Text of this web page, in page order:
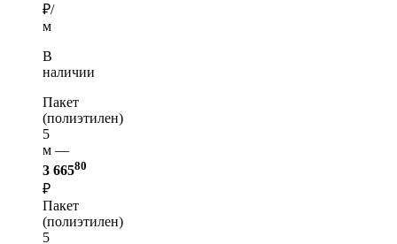
₽/
м
В
наличии
Пакет
(полиэтилен)
5
м —
3 66580
₽
Пакет
(полиэтилен)
5